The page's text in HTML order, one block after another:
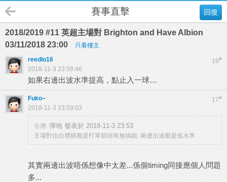
回復
賽事直擊
2018/2019 #11 英超主場對 Brighton and Have Albion
03/11/2018 23:00
只看樓主
16#
reedlo16
2018-11-3 23:58:46
如果右邊出波水準提高，點止入一球…
17#
Fuko~
2018-11-3 23:59:03
引用: 彈地 發表於 2018-11-3 23:53
主場對住白禮頓都是打單箭頭有無搞錯, 兩邊出波都是低水準
其實兩邊出波唔係想像中太差...係個timing同接應個人問題
多...